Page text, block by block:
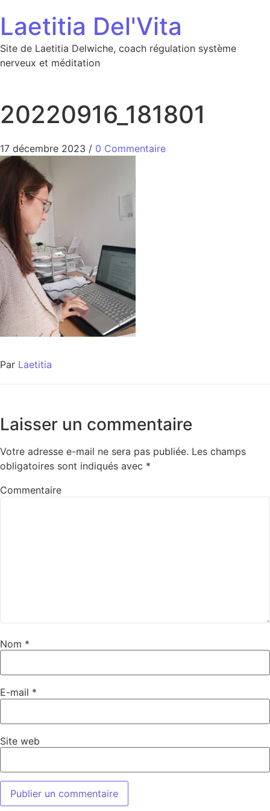
Laetitia Del'Vita
Site de Laetitia Delwiche, coach régulation système
nerveux et méditation
20220916_181801
17 décembre 2023 / 0 Commentaire
Par Laetitia
Laisser un commentaire
Votre adresse e-mail ne sera pas publiée. Les champs
obligatoires sont indiqués avec *
Commentaire
Nom *
E-mail *
Site web